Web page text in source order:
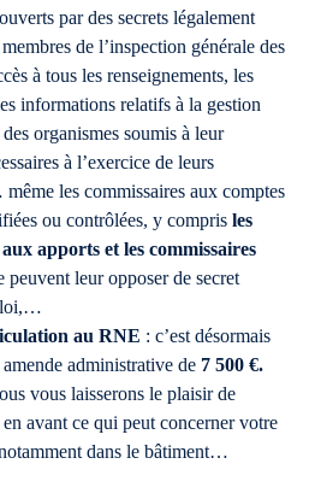
par des secrets légalement
de l’inspection générale des
à tous les renseignements, les
informations relatifs à la gestion
organismes soumis à leur
à l’exercice de leurs
les commissaires aux comptes
ou contrôlées, y compris les
apports et les commissaires
peuvent leur opposer de secret
loi,…
au RNE : c’est désormais
amende administrative de 7 500 €.
vous laisserons le plaisir de
avant ce qui peut concerner votre
dans le bâtiment…